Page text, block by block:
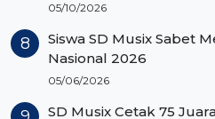
05/10/2026
Siswa SD Musix Sabet
Nasional 2026
05/06/2026
SD Musix Cetak 75